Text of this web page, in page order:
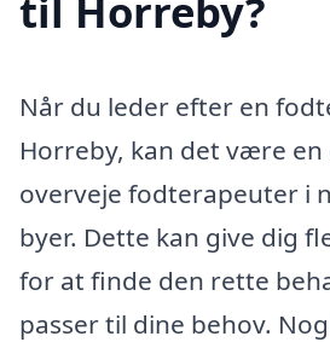
Når du leder efter en
Horreby, kan det være en
overveje fodterapeuter i
byer. Dette kan give dig
for at finde den rette
passer til dine behov.